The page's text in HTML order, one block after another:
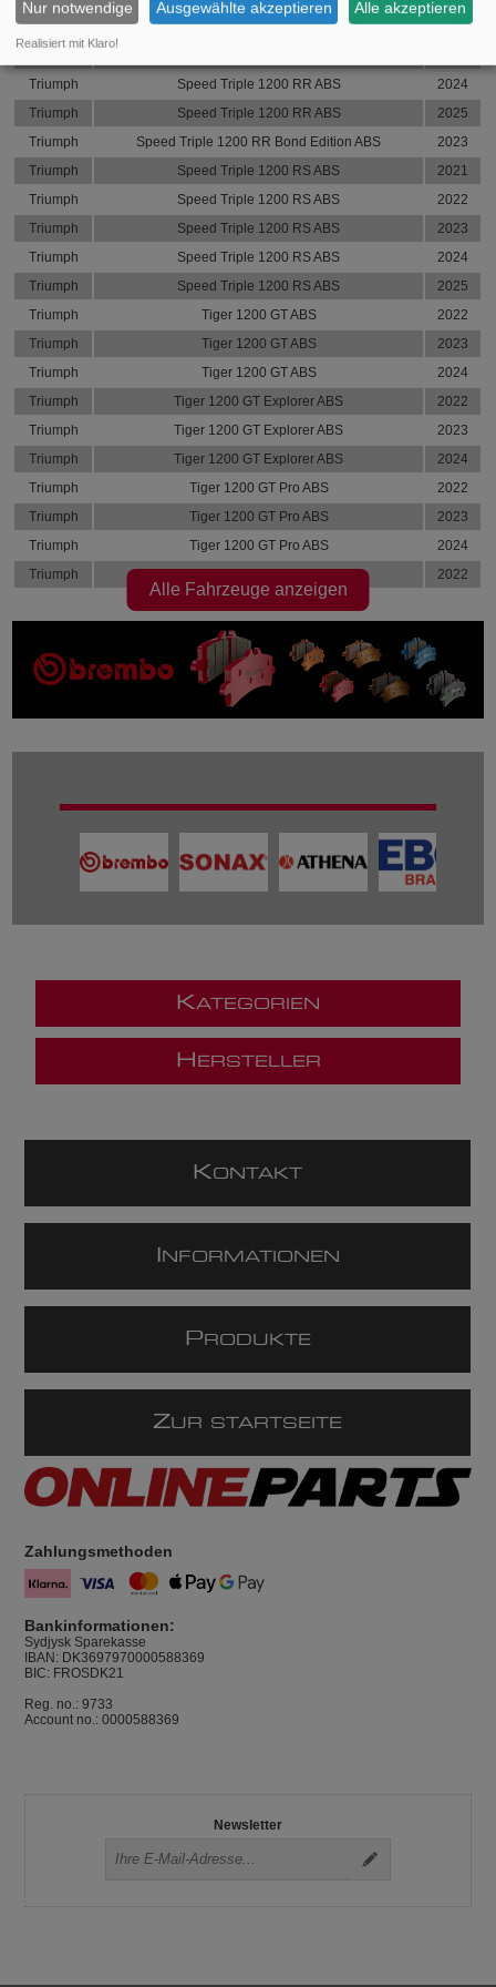
Triumph
Speed Triple 1200 RR ABS
2022
Triumph
Speed Triple 1200 RR ABS
2024
Triumph
Speed Triple 1200 RR ABS
2025
Triumph
Speed Triple 1200 RR Bond Edition ABS
2023
Triumph
Speed Triple 1200 RS ABS
2021
Triumph
Speed Triple 1200 RS ABS
2022
Triumph
Speed Triple 1200 RS ABS
2023
Triumph
Speed Triple 1200 RS ABS
2024
Triumph
Speed Triple 1200 RS ABS
2025
Triumph
Tiger 1200 GT ABS
2022
Triumph
Tiger 1200 GT ABS
2023
Triumph
Tiger 1200 GT ABS
2024
Triumph
Tiger 1200 GT Explorer ABS
2022
Triumph
Tiger 1200 GT Explorer ABS
2023
Triumph
Tiger 1200 GT Explorer ABS
2024
Triumph
Tiger 1200 GT Pro ABS
2022
Triumph
Tiger 1200 GT Pro ABS
2023
Triumph
Tiger 1200 GT Pro ABS
2024
Triumph
Tiger 1200 Rally Explorer ABS 2022
Alle Fahrzeuge anzeigen
KATEGORIEN
H ERSTELLER
KONTAKT
NFORMATIONEN
P RODUKTE
ZUR STARTSEITE
Zahlungsmethoden
Bankinformationen:
Sydjysk Sparekasse
IBAN: DK3697970000588369
BIC: FROSDK21
Reg. no.: 9733
Account no.: 0000588369
Newsletter
Nur notwendige Ausgewählte akzeptieren Alle akzeptieren
Realisiert mit Klaro!